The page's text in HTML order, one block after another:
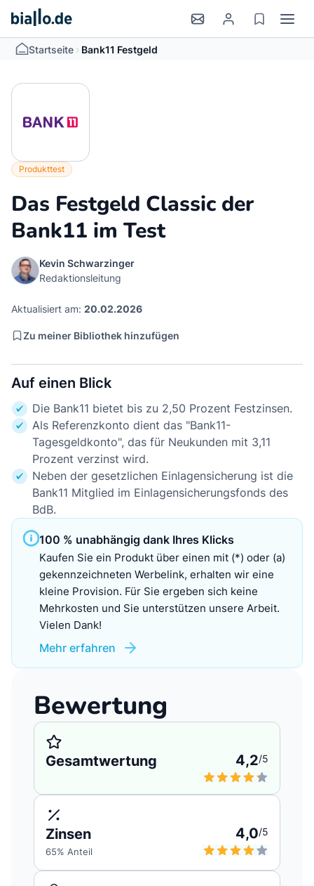
Startseite > Bank11 Festgeld
Produkttest
Das Festgeld Classic der
Bank11 im Test
Kevin Schwarzinger
Redaktionsleitung
Aktualisiert am: 20.02.2026
Zu meiner Bibliothek hinzufügen
Auf einen Blick
Die Bank11 bietet bis zu 2,50 Prozent Festzinsen.
Als Referenzkonto dient das "Bank11-
Tagesgeldkonto", das für Neukunden mit 3,11
Prozent verzinst wird.
Neben der gesetzlichen Einlagensicherung ist die
Bank11 Mitglied im Einlagensicherungsfonds des
BdB.
100 % unabhängig dank Ihres Klicks
Kaufen Sie ein Produkt über einen mit (*) oder (a)
gekennzeichneten Werbelink, erhalten wir eine
kleine Provision. Für Sie ergeben sich keine
Mehrkosten und Sie unterstützen unsere Arbeit.
Vielen Dank!
Mehr erfahren
Bewertung
Gesamtwertung 4,2/5
Zinsen 4,0/5
65% Anteil